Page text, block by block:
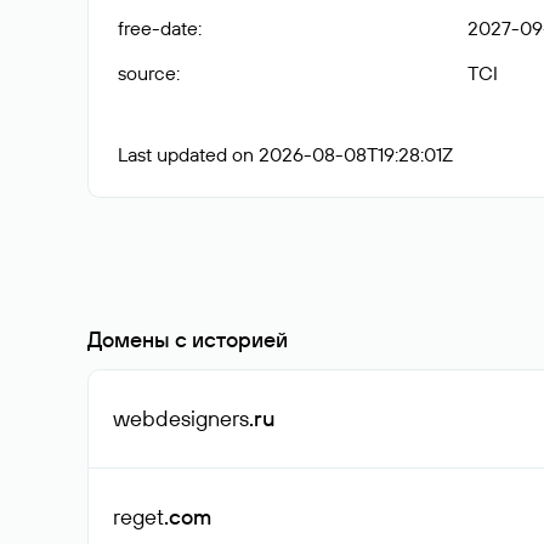
free-date:
2027-
source: TCI
Last updated on 2026-08-08T19:28:01Z
Домены с историей
webdesigners.ru
reget.com